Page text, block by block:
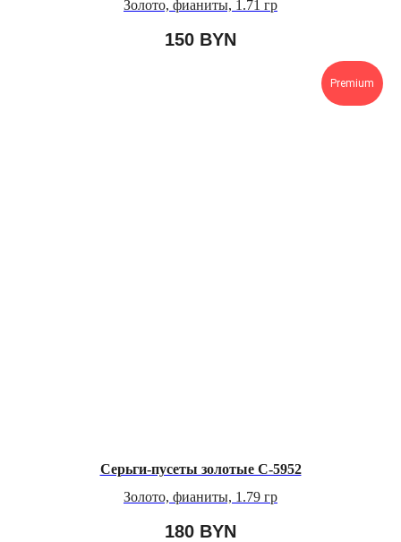
Золото, фианиты, 1.71 гр
150 BYN
Premium
Серьги-пусеты золотые C-5952
Золото, фианиты, 1.79 гр
180 BYN